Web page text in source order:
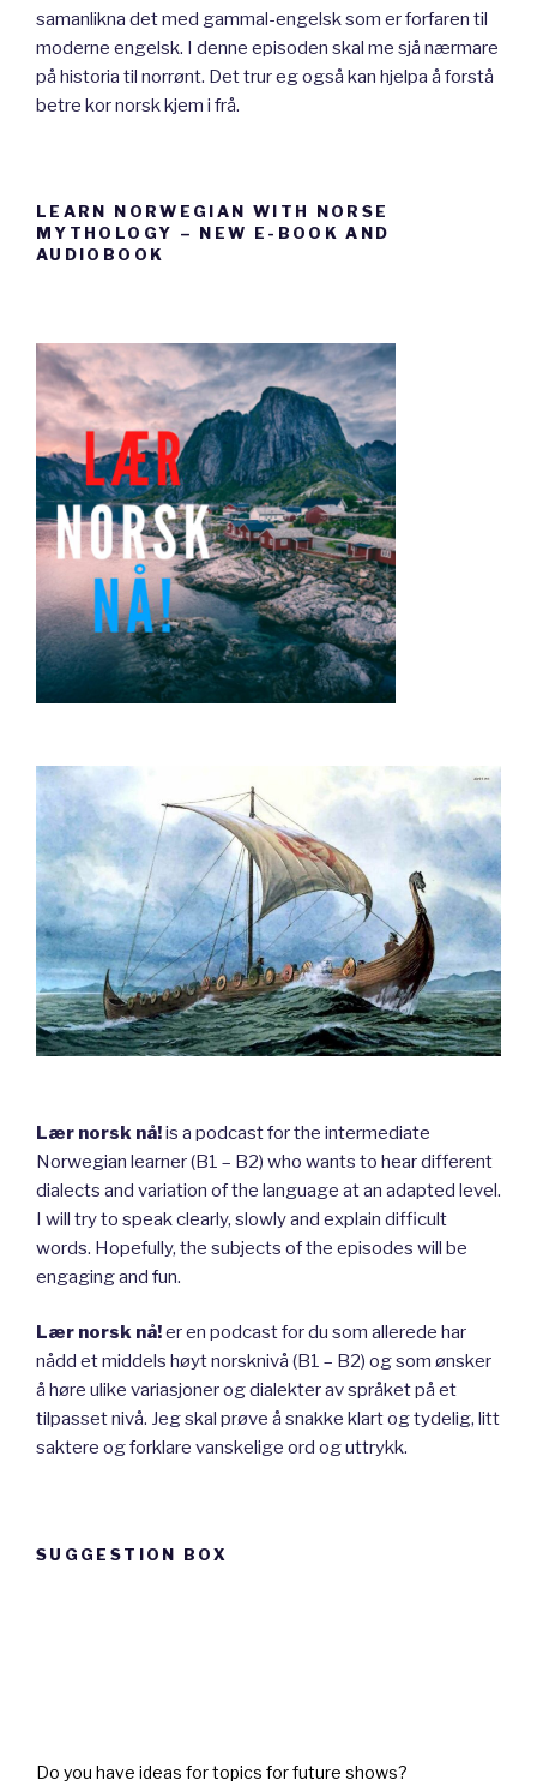
samanlikna det med gammal-engelsk som er forfaren til
moderne engelsk. I denne episoden skal me sjå nærmare
på historia til norrønt. Det trur eg også kan hjelpa å forstå
betre kor norsk kjem i frå.
LEARN NORWEGIAN WITH NORSE
MYTHOLOGY – NEW E-BOOK AND
AUDIOBOOK
Lær norsk nå!is a podcast for the intermediate
Norwegian learner (B1 – B2) who wants to hear different
dialects and variation of the language at an adapted level.
I will try to speak clearly, slowly and explain difficult
words. Hopefully, the subjects of the episodes will be
engaging and fun.
Lær norsk nå!er en podcast for du som allerede har
nådd et middels høyt norsknivå (B1 – B2) og som ønsker
å høre ulike variasjoner og dialekter av språket på et
tilpasset nivå. Jeg skal prøve å snakke klart og tydelig, litt
saktere og forklare vanskelige ord og uttrykk.
SUGGESTION BOX
Do you have ideas for topics for future shows?